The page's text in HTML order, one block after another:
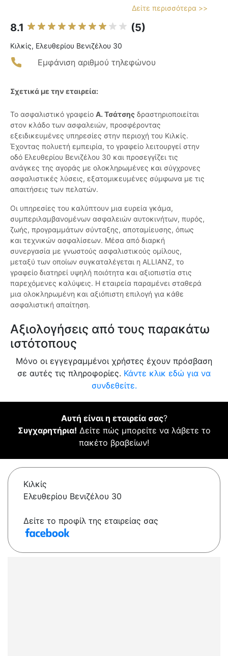
Δείτε περισσότερα >>
8.1 (5)
Κιλκίς, Ελευθερίου Βενιζέλου 30
Εμφάνιση αριθμού τηλεφώνου
Σχετικά με την εταιρεία:
Το ασφαλιστικό γραφείο Α. Τσάτσης δραστηριοποιείται
στον κλάδο των ασφαλειών, προσφέροντας
εξειδικευμένες υπηρεσίες στην περιοχή του Κιλκίς.
Έχοντας πολυετή εμπειρία, το γραφείο λειτουργεί στην
οδό Ελευθερίου Βενιζέλου 30 και προσεγγίζει τις
ανάγκες της αγοράς με ολοκληρωμένες και σύγχρονες
ασφαλιστικές λύσεις, εξατομικευμένες σύμφωνα με τις
απαιτήσεις των πελατών.
Οι υπηρεσίες του καλύπτουν μια ευρεία γκάμα,
συμπεριλαμβανομένων ασφαλειών αυτοκινήτων, πυρός,
ζωής, προγραμμάτων σύνταξης, αποταμίευσης, όπως
και τεχνικών ασφαλίσεων. Μέσα από διαρκή
συνεργασία με γνωστούς ασφαλιστικούς ομίλους,
μεταξύ των οποίων συγκαταλέγεται η ALLIANZ, το
γραφείο διατηρεί υψηλή ποιότητα και αξιοπιστία στις
παρεχόμενες καλύψεις. Η εταιρεία παραμένει σταθερά
μια ολοκληρωμένη και αξιόπιστη επιλογή για κάθε
ασφαλιστική απαίτηση.
Αξιολογήσεις από τους παρακάτω
ιστότοπους
Μόνο οι εγγεγραμμένοι χρήστες έχουν πρόσβαση
σε αυτές τις πληροφορίες. Κάντε κλικ εδώ για να
συνδεθείτε.
Αυτή είναι η εταιρεία σας?
Συγχαρητήρια! Δείτε πώς μπορείτε να λάβετε το
πακέτο βραβείων!
Κιλκίς
Ελευθερίου Βενιζέλου 30
Δείτε το προφίλ της εταιρείας σας